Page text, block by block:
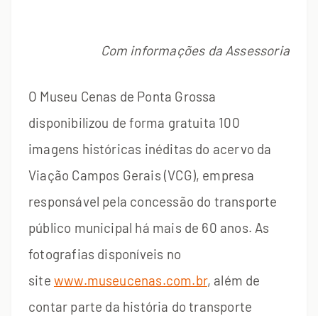
Com informações da Assessoria
O Museu Cenas de Ponta Grossa
disponibilizou de forma gratuita 100
imagens históricas inéditas do acervo da
Viação Campos Gerais (VCG), empresa
responsável pela concessão do transporte
público municipal há mais de 60 anos. As
fotografias disponíveis no
site www.museucenas.com.br, além de
contar parte da história do transporte